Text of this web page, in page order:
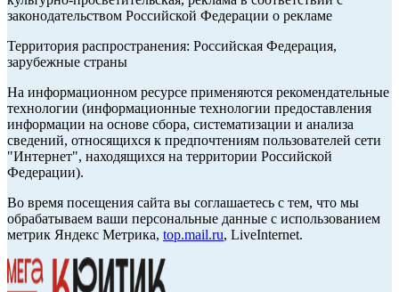
законодательством Российской Федерации о рекламе
Территория распространения: Российская Федерация,
зарубежные страны
На информационном ресурсе применяются рекомендательные
технологии (информационные технологии предоставления
информации на основе сбора, систематизации и анализа
сведений, относящихся к предпочтениям пользователей сети
"Интернет", находящихся на территории Российской
Федерации).
Во время посещения сайта вы соглашаетесь с тем, что мы
обрабатываем ваши персональные данные с использованием
метрик Яндекс Метрика, top.mail.ru, LiveInternet.